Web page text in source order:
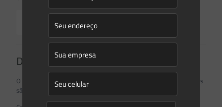
Read more
Deixe um comentário
O seu endereço de e-mail não será publicado.
Campos obrigatórios
são marcados com*